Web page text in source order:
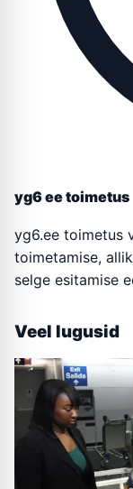
yg6 ee toimetus
yg6.ee toimetus
toimetamise,
selge esitamise
Veel lugusid